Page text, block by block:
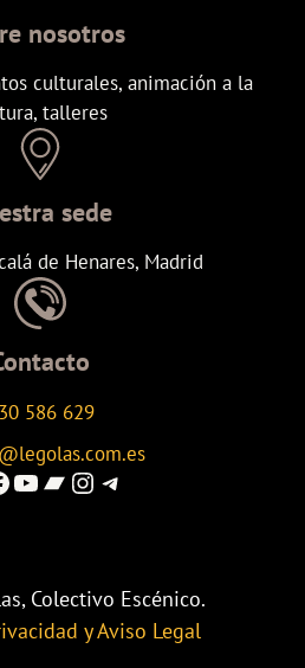
nosotros
culturales, animación a la
talleres
sede
de Henares, Madrid
586 629
de Legolas
a Facebook de Legolas
Enlace al canal de youtube de Legolas
Enlace al canal de Ivoox de Legolas
Enlace al instagram de Legolas
Enlace al canal de telegram de Legolas
Colectivo Escénico.
y Aviso Legal